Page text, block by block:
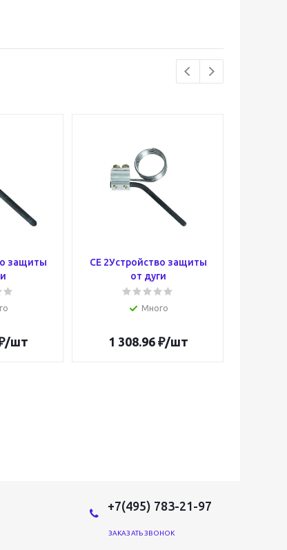
защиты
/шт
CE 2Устройство защиты
от дуги
Много
1 308.96₽/шт
+7(495) 783-21-97
ЗАКАЗАТЬ ЗВОНОК